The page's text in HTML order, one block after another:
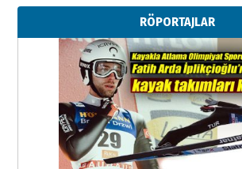
Metin Külünk: Aileyi Korumak
Geleceği Korumaktır
11 Mayıs 2026 Pazartesi
RÖPORTAJLAR